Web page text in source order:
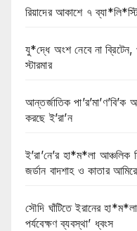
রিয়াদের আকাশে ৭
যু*দ্ধে অংশ নেবে না ব্রিটেন,
স্টারমার
আন্তর্জাতিক
করছে ই’রা’ন
ই’রা’নে’র হা*ম*লা
জর্ডান বাদশাহ ও কাতার
সৌদি ঘাঁটিতে ইরানের
পর্যবেক্ষণ ব্যবস্থা’ ধ্বংস